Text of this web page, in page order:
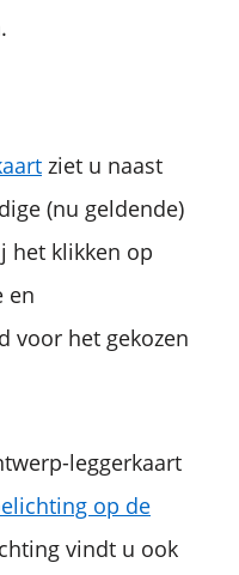
ziet u naast
(nu geldende)
het klikken op
en
voor het gekozen
leggerkaart
op de
vindt u ook